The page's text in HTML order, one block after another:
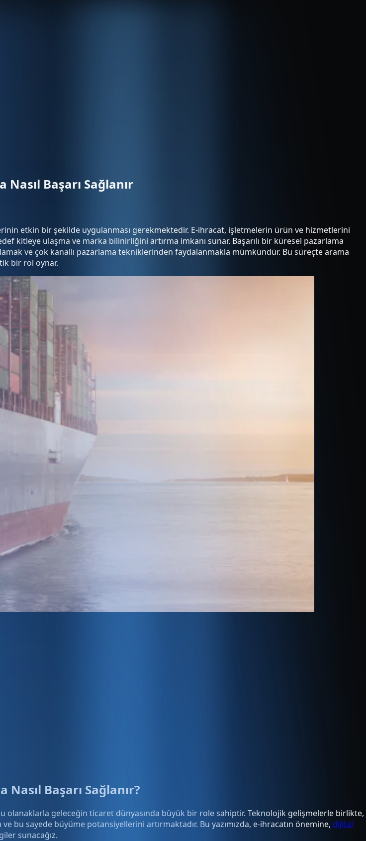
Başarı Sağlanır
etkin bir şekilde uygulanması gerekmektedir. E-ihracat, işletmelerin ürün ve hizmetlerini
kitleye ulaşma ve marka bilinirliğini artırma imkanı sunar. Başarılı bir küresel pazarlama
ve çok kanallı pazarlama tekniklerinden faydalanmakla mümkündür. Bu süreçte arama
bir rol oynar.
Başarı Sağlanır?
olanaklarla geleceğin ticaret dünyasında büyük bir role sahiptir. Teknolojik gelişmelerle birlikte,
bu sayede büyüme potansiyellerini artırmaktadır. Bu yazımızda, e-ihracatın önemine, dijital
sunacağız.